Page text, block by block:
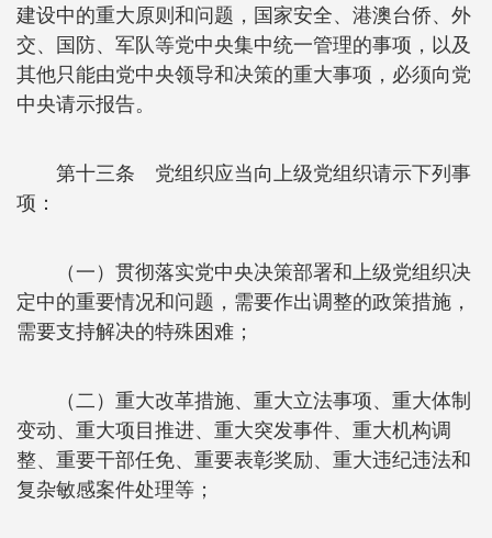
建设中的重大原则和问题，国家安全、港澳台侨、外
交、国防、军队等党中央集中统一管理的事项，以及
其他只能由党中央领导和决策的重大事项，必须向党
中央请示报告。
第十三条 党组织应当向上级党组织请示下列事
项：
（一）贯彻落实党中央决策部署和上级党组织决
定中的重要情况和问题，需要作出调整的政策措施，
需要支持解决的特殊困难；
（二）重大改革措施、重大立法事项、重大体制
变动、重大项目推进、重大突发事件、重大机构调
整、重要干部任免、重要表彰奖励、重大违纪违法和
复杂敏感案件处理等；